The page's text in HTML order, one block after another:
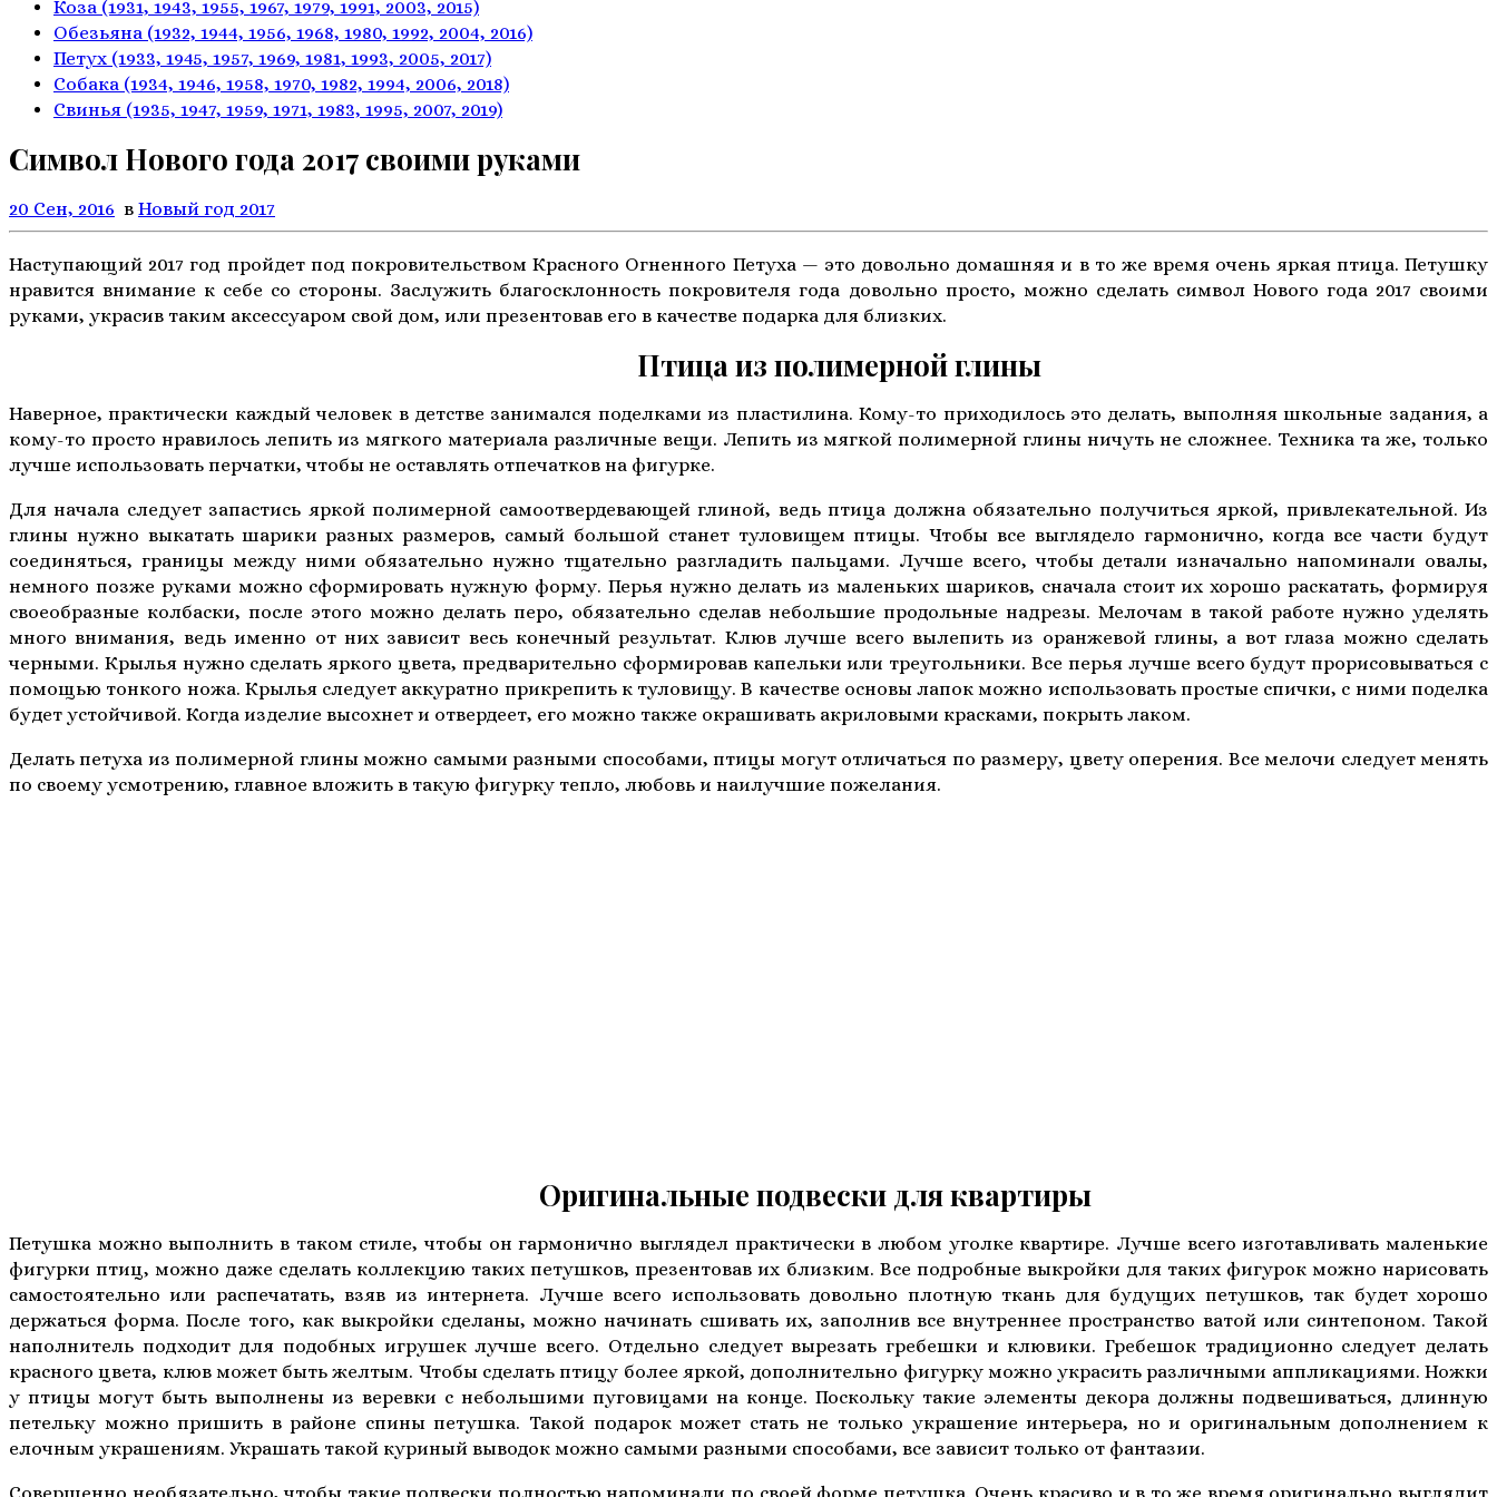
Коза (1931, 1943, 1955, 1967, 1979, 1991, 2003, 2015)
Обезьяна (1932, 1944, 1956, 1968, 1980, 1992, 2004, 2016)
Петух (1933, 1945, 1957, 1969, 1981, 1993, 2005, 2017)
Собака (1934, 1946, 1958, 1970, 1982, 1994, 2006, 2018)
Свинья (1935, 1947, 1959, 1971, 1983, 1995, 2007, 2019)
Символ Нового года 2017 своими руками
20 Сен, 2016 в Новый год 2017
Наступающий 2017 год пройдет под покровительством Красного Огненного Петуха — это довольно домашняя и в то же время очень яркая птица. Петушку
нравится внимание к себе со стороны. Заслужить благосклонность покровителя года довольно просто, можно сделать символ Нового года 2017 своими
руками, украсив таким аксессуаром свой дом, или презентовав его в качестве подарка для близких.
Птица из полимерной глины
Наверное, практически каждый человек в детстве занимался поделками из пластилина. Кому-то приходилось это делать, выполняя школьные задания, а
кому-то просто нравилось лепить из мягкого материала различные вещи. Лепить из мягкой полимерной глины ничуть не сложнее. Техника та же, только
лучше использовать перчатки, чтобы не оставлять отпечатков на фигурке.
Для начала следует запастись яркой полимерной самоотвердевающей глиной, ведь птица должна обязательно получиться яркой, привлекательной. Из
глины нужно выкатать шарики разных размеров, самый большой станет туловищем птицы. Чтобы все выглядело гармонично, когда все части будут
соединяться, границы между ними обязательно нужно тщательно разгладить пальцами. Лучше всего, чтобы детали изначально напоминали овалы,
немного позже руками можно сформировать нужную форму. Перья нужно делать из маленьких шариков, сначала стоит их хорошо раскатать, формируя
своеобразные колбаски, после этого можно делать перо, обязательно сделав небольшие продольные надрезы. Мелочам в такой работе нужно уделять
много внимания, ведь именно от них зависит весь конечный результат. Клюв лучше всего вылепить из оранжевой глины, а вот глаза можно сделать
черными. Крылья нужно сделать яркого цвета, предварительно сформировав капельки или треугольники. Все перья лучше всего будут прорисовываться с
помощью тонкого ножа. Крылья следует аккуратно прикрепить к туловищу. В качестве основы лапок можно использовать простые спички, с ними поделка
будет устойчивой. Когда изделие высохнет и отвердеет, его можно также окрашивать акриловыми красками, покрыть лаком.
Делать петуха из полимерной глины можно самыми разными способами, птицы могут отличаться по размеру, цвету оперения. Все мелочи следует менять
по своему усмотрению, главное вложить в такую фигурку тепло, любовь и наилучшие пожелания.
Оригинальные подвески для квартиры
Петушка можно выполнить в таком стиле, чтобы он гармонично выглядел практически в любом уголке квартире. Лучше всего изготавливать маленькие
фигурки птиц, можно даже сделать коллекцию таких петушков, презентовав их близким. Все подробные выкройки для таких фигурок можно нарисовать
самостоятельно или распечатать, взяв из интернета. Лучше всего использовать довольно плотную ткань для будущих петушков, так будет хорошо
держаться форма. После того, как выкройки сделаны, можно начинать сшивать их, заполнив все внутреннее пространство ватой или синтепоном. Такой
наполнитель подходит для подобных игрушек лучше всего. Отдельно следует вырезать гребешки и клювики. Гребешок традиционно следует делать
красного цвета, клюв может быть желтым. Чтобы сделать птицу более яркой, дополнительно фигурку можно украсить различными аппликациями. Ножки
у птицы могут быть выполнены из веревки с небольшими пуговицами на конце. Поскольку такие элементы декора должны подвешиваться, длинную
петельку можно пришить в районе спины петушка. Такой подарок может стать не только украшение интерьера, но и оригинальным дополнением к
елочным украшениям. Украшать такой куриный выводок можно самыми разными способами, все зависит только от фантазии.
Совершенно необязательно, чтобы такие подвески полностью напоминали по своей форме петушка. Очень красиво и в то же время оригинально выглядит